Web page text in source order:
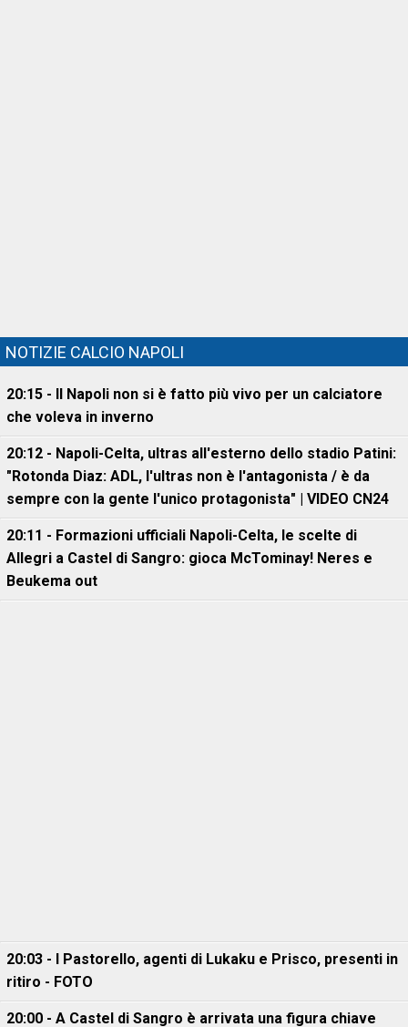
NOTIZIE CALCIO NAPOLI
20:15 - Il Napoli non si è fatto più vivo per un calciatore
che voleva in inverno
20:12 - Napoli-Celta, ultras all'esterno dello stadio Patini:
"Rotonda Diaz: ADL, l'ultras non è l'antagonista / è da
sempre con la gente l'unico protagonista" | VIDEO CN24
20:11 - Formazioni ufficiali Napoli-Celta, le scelte di
Allegri a Castel di Sangro: gioca McTominay! Neres e
Beukema out
20:03 - I Pastorello, agenti di Lukaku e Prisco, presenti in
ritiro - FOTO
20:00 - A Castel di Sangro è arrivata una figura chiave